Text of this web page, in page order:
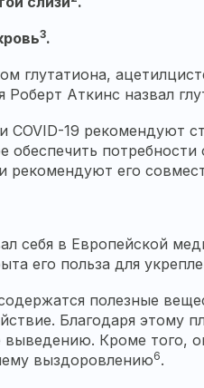
3.
глутатиона,
Роберт Аткинс назвал
19 рекомендуют
обеспечить
рекомендуют его
себя в Европейской
его польза для
полезные
Благодаря этому
выведению. Кроме того,
выздоровлению6.